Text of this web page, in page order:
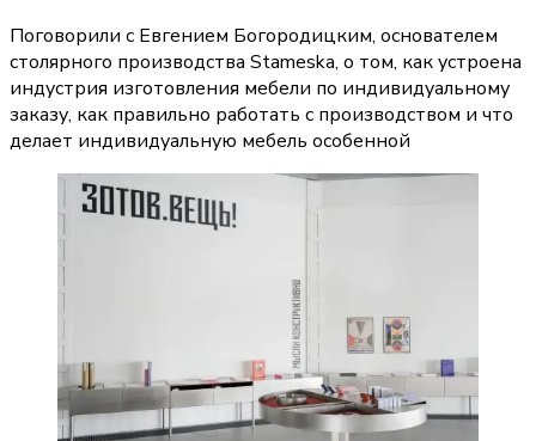
Поговорили с Евгением Богородицким, основателем
столярного производства Stameska, о том, как устроена
индустрия изготовления мебели по индивидуальному
заказу, как правильно работать с производством и что
делает индивидуальную мебель особенной